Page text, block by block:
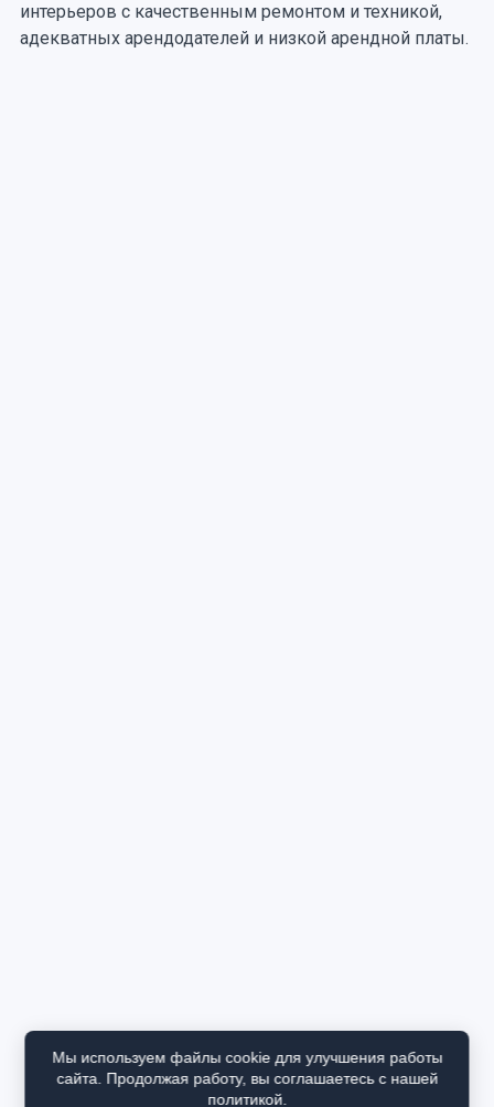
интерьеров с качественным ремонтом и техникой,
адекватных арендодателей и низкой арендной платы.
Мы используем файлы cookie для улучшения работы
сайта. Продолжая работу, вы соглашаетесь с нашей
политикой.